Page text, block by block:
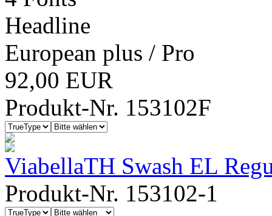
Headline
European plus / Pro
92,00 EUR
Produkt-Nr. 153102F
ViabellaTH Swash EL
Produkt-Nr. 153102-1